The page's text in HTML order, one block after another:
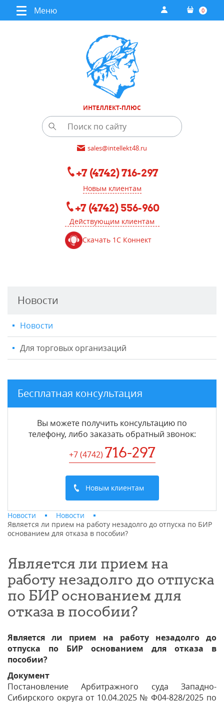
Меню 0
ИНТЕЛЛЕКТ-ПЛЮС
sales@intellekt48.ru
+7 (4742) 716-297
Новым клиентам
+7 (4742) 556-960
Действующим клиентам
Скачать 1С Коннект
Новости
Новости
Для торговых организаций
Бесплатная консультация
Вы можете получить консультацию по
телефону, либо заказать обратный звонок:
+7 (4742) 716-297
Новым клиентам
Новости
Новости
Является ли прием на работу незадолго до отпуска по БИР
основанием для отказа в пособии?
Является ли прием на
работу незадолго до отпуска
по БИР основанием для
отказа в пособии?
Является ли прием на работу незадолго до
отпуска по БИР основанием для отказа в
пособии?
Документ
Постановление Арбитражного суда Западно-
Сибирского округа от 10.04.2025 № Ф04-828/2025 по